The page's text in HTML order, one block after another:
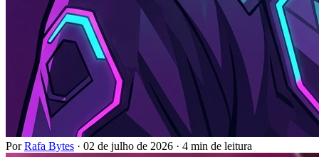
PorRafa Bytes · 02 de julho de 2026 · 4 min de leitura